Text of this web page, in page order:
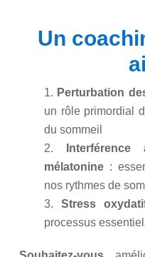
Un
Perturbation
un rôle primordial
du sommeil
mélatonine:
nos rythmes de
Stress
processus